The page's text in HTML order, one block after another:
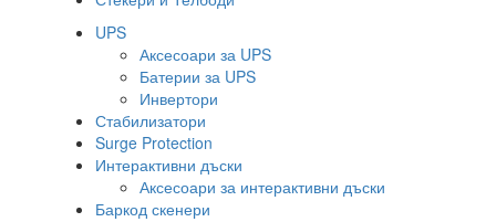
UPS
Аксесоари за UPS
Батерии за UPS
Инвертори
Стабилизатори
Surge Protection
Интерактивни дъски
Аксесоари за интерактивни дъски
Баркод скенери